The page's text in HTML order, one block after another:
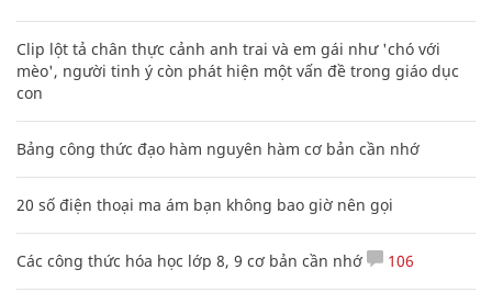
Clip lột tả chân thực cảnh anh trai và em gái như 'chó với
mèo', người tinh ý còn phát hiện một vấn đề trong giáo dục
con
Bảng công thức đạo hàm nguyên hàm cơ bản cần nhớ
20 số điện thoại ma ám bạn không bao giờ nên gọi
Các công thức hóa học lớp 8, 9 cơ bản cần nhớ 106